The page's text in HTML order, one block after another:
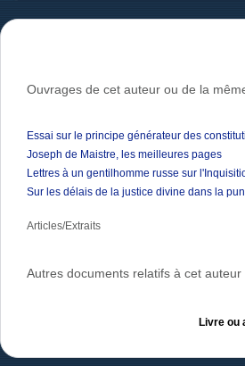
Ouvrages de cet auteur ou de la
Essai sur le principe générateur des
Joseph de Maistre, les meilleures pages
Lettres à un gentilhomme russe sur
Sur les délais de la justice divine dans la
Articles/Extraits
Autres documents relatifs à cet
Livre ou